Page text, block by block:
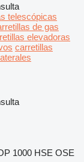
telescópicas
de gas
elevadoras
carretillas
1000 HSE OSE